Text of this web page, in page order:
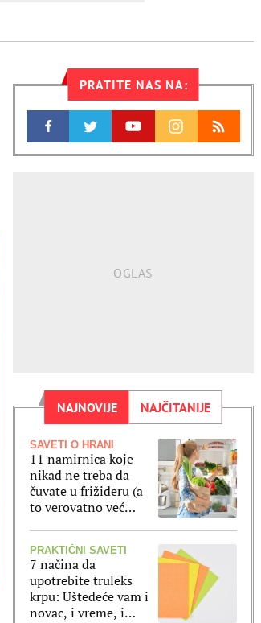
PRATITE NAS NA:
NAJNOVIJE NAJČITANIJE
SAVETI O HRANI
11 namirnica koje
nikad ne treba da
čuvate u frižideru (a
to verovatno već
PRAKTIČNI SAVETI
7 načina da
upotrebite truleks
krpu: Uštedeće vam i
novac, i vreme, i